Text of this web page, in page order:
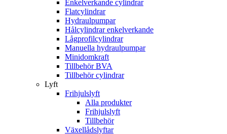
Enkelverkande cylindrar
Flatcylindrar
Hydraulpumpar
Hålcylindrar enkelverkande
Lågprofilcylindrar
Manuella hydraulpumpar
Minidomkraft
Tillbehör BVA
Tillbehör cylindrar
Lyft
Frihjulslyft
Alla produkter
Frihjulslyft
Tillbehör
Växellådslyftar